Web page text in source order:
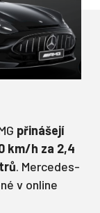
přinášejí
km/h za 2,4
. Mercedes-
v online